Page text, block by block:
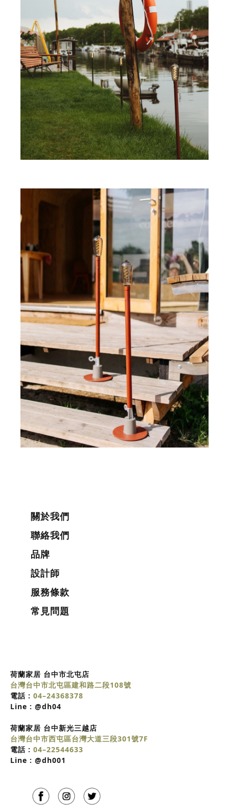
關於我們
聯絡我們
品牌
設計師
服務條款
常見問題
荷蘭家居 台中市北屯店
台灣台中市北屯區建和路二段108號
電話 : 04–24368378
Line : @dh04
荷蘭家居 台中新光三越店
台灣台中市西屯區台灣大道三段301號7F
電話 : 04–22544633
Line : @dh001